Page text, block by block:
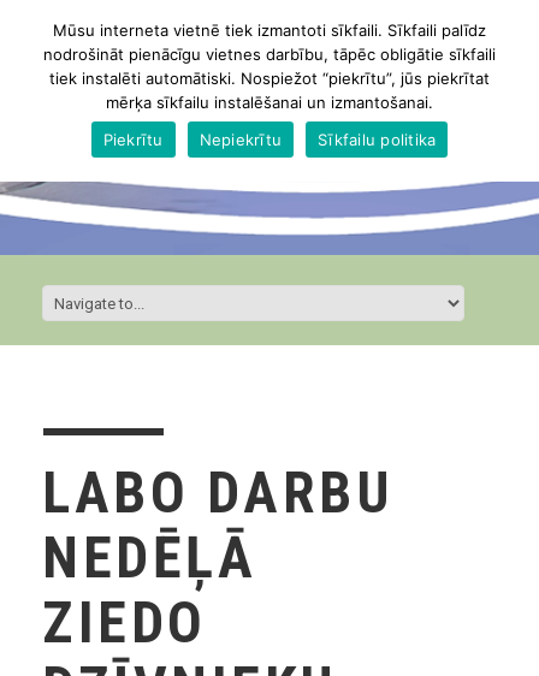
LABO DARBU
NEDĒĻĀ
ZIEDO
Mūsu interneta vietnē tiek izmantoti sīkfaili. Sīkfaili palīdz
nodrošināt pienācīgu vietnes darbību, tāpēc obligātie sīkfaili
tiek instalēti automātiski. Nospiežot “piekrītu”, jūs piekrītat
mērķa sīkfailu instalēšanai un izmantošanai.
Piekrītu
Nepiekrītu Sīkfailu politika